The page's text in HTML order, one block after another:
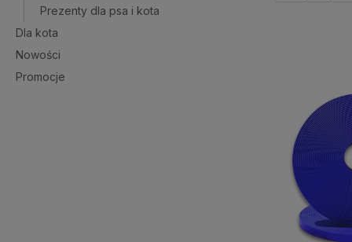
Prezenty dla psa i kota
Dla kota
Nowości
Promocje